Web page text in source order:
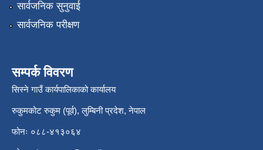
सार्वजनिक सुनुवाई
सार्वजनिक परीक्षण
सम्पर्क विवरण
सिस्ने गाउँ कार्यपालिकाको कार्यालय
रुकुमकोट रुकुम (पूर्व), लुम्बिनी प्रदेश, नेपाल
फोनः ०८८-४१३०६४